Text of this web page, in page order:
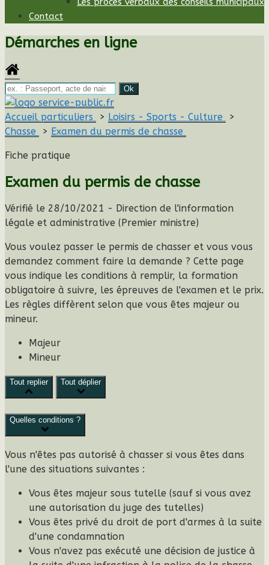
Contact
Démarches en ligne
Accueil particuliers > Loisirs - Sports - Culture
>
Chasse
> Examen du permis de chasse
Fiche pratique
Examen du permis de chasse
Vérifié le 28/10/2021 - Direction de l'information
légale et administrative (Premier ministre)
Vous voulez passer le permis de chasser et vous vous
demandez comment faire la demande ? Cette page
vous indique les conditions à remplir, la formation
obligatoire à suivre, les épreuves de l'examen et le prix.
Les règles diffèrent selon que vous êtes majeur ou
mineur.
Majeur
Mineur
Tout replier Tout déplier
Quelles conditions ?
Vous n'êtes pas autorisé à chasser si vous êtes dans
l'une des situations suivantes :
Vous êtes majeur sous tutelle (sauf si vous avez
une autorisation du juge des tutelles)
Vous êtes privé du droit de port d'armes à la suite
d'une condamnation
Vous n'avez pas exécuté une décision de justice à